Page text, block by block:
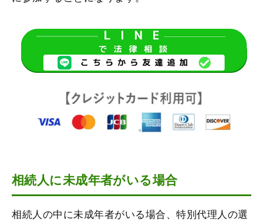
相続人に未成年者がいる場合
相続人の中に未成年者がいる場合、特別代理人の選